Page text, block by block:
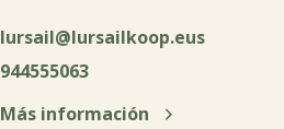
lursail@lursailkoop.eus
944555063
Más información
